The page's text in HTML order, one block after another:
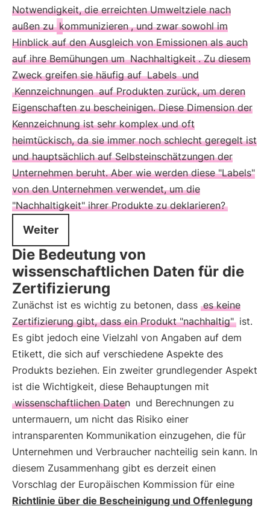
Notwendigkeit, die erreichten Umweltziele nach
außen zu kommunizieren , und zwar sowohl im
Hinblick auf den Ausgleich von Emissionen als auch
auf ihre Bemühungen um Nachhaltigkeit . Zu diesem
Zweck greifen sie häufig auf Labels und
Kennzeichnungen auf Produkten zurück, um deren
Eigenschaften zu bescheinigen. Diese Dimension der
Kennzeichnung ist sehr komplex und oft
heimtückisch, da sie immer noch schlecht geregelt ist
und hauptsächlich auf Selbsteinschätzungen der
Unternehmen beruht. Aber wie werden diese "Labels"
von den Unternehmen verwendet, um die
"Nachhaltigkeit" ihrer Produkte zu deklarieren?
Weiter
Die Bedeutung von
wissenschaftlichen Daten für die
Zertifizierung
Zunächst ist es wichtig zu betonen, dass es keine
Zertifizierung gibt, dass ein Produkt "nachhaltig" ist.
Es gibt jedoch eine Vielzahl von Angaben auf dem
Etikett, die sich auf verschiedene Aspekte des
Produkts beziehen. Ein zweiter grundlegender Aspekt
ist die Wichtigkeit, diese Behauptungen mit
wissenschaftlichen Daten und Berechnungen zu
untermauern, um nicht das Risiko einer
intransparenten Kommunikation einzugehen, die für
Unternehmen und Verbraucher nachteilig sein kann. In
diesem Zusammenhang gibt es derzeit einen
Vorschlag der Europäischen Kommission für eine
Richtlinie über die Bescheinigung und Offenlegung